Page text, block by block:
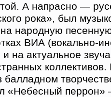
А напрасно —
рока», был
народную
ВИА (вокально-
на актуальное
«Небесный перрон»